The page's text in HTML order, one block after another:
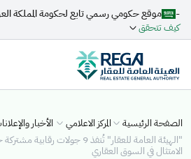
-
موقع حكومي رسمي تابع لحكومة المملكة
كيف تتحقق
الصفحة الرئيسية المركز الاعلامي
الأخبار
"الهيئة العامة للعقار" تُنفذ 9
الامتثال في السوق العقاري